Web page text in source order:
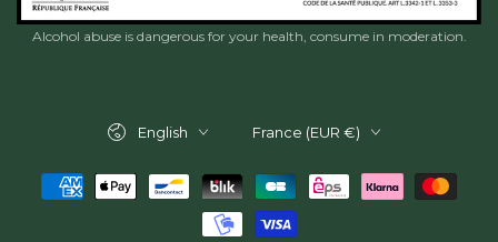
Alcohol abuse is dangerous for your health, consume in moderation.
English France (EUR €)
Payment